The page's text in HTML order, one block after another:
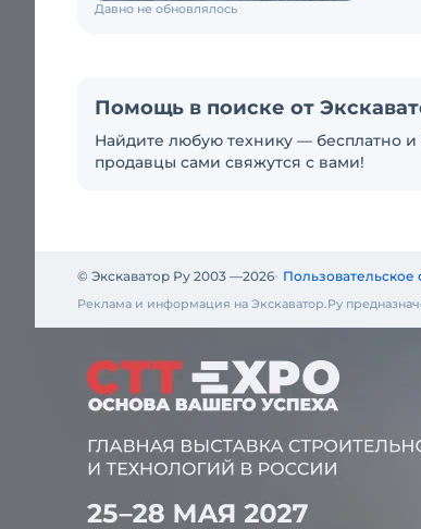
Давно не обновлялось
Помощь в поиске от
Найдите любую технику — бесплатно и
продавцы сами свяжутся с вами!
© Экскаватор Ру 2003 —2026 Пользовательское
Реклама и информация на Экскаватор.Ру